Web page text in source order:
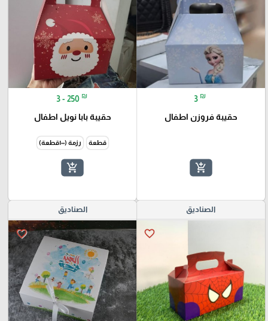
3 ₪
حقيبة فروزن اطفال
add_shopping_cart
3 - 250 ₪
حقيبة بابا نويل اطفال
قطعة رزمة (١٠٠قطعة)
add_shopping_cart
الصناديق
favorite_border
الصناديق
favorite_border